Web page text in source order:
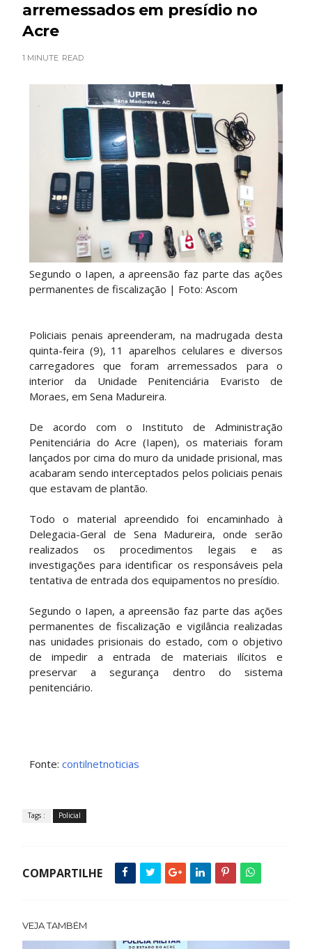
arremessados em presídio no
Acre
1 MINUTE READ
Segundo o Iapen, a apreensão faz parte das ações
permanentes de fiscalização | Foto: Ascom
Policiais penais apreenderam, na madrugada desta
quinta-feira (9), 11 aparelhos celulares e diversos
carregadores que foram arremessados para o
interior da Unidade Penitenciária Evaristo de
Moraes, em Sena Madureira.
De acordo com o Instituto de Administração
Penitenciária do Acre (Iapen), os materiais foram
lançados por cima do muro da unidade prisional, mas
acabaram sendo interceptados pelos policiais penais
que estavam de plantão.
Todo o material apreendido foi encaminhado à
Delegacia-Geral de Sena Madureira, onde serão
realizados os procedimentos legais e as
investigações para identificar os responsáveis pela
tentativa de entrada dos equipamentos no presídio.
Segundo o Iapen, a apreensão faz parte das ações
permanentes de fiscalização e vigilância realizadas
nas unidades prisionais do estado, com o objetivo
de impedir a entrada de materiais ilícitos e
preservar a segurança dentro do sistema
penitenciário.
Fonte: contilnetnoticias
Tags : Policial
COMPARTILHE
VEJA TAMBÉM